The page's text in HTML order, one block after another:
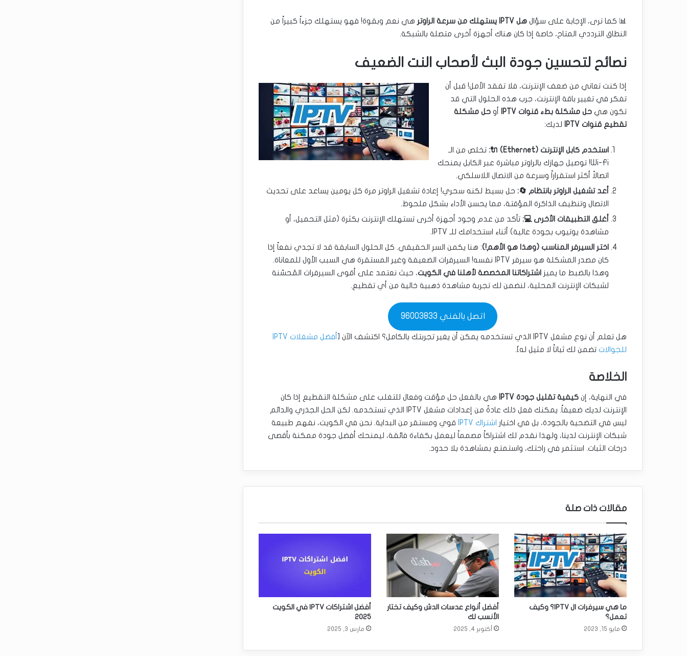
📊 كما ترى، الإجابة على سؤال هل IPTV يستهلك من سرعة الراوتر
هي نعم وبقوة! فهو يستهلك جزءاً كبيراً من
النطاق الترددي المتاح، خاصة إذا كان هناك أجهزة أخرى متصلة بالشبكة.
نصائح لتحسين جودة البث لأصحاب النت الضعيف
إذا كنت تعاني من ضعف الإنترنت، فلا تفقد الأمل! قبل أن
تفكر في تغيير باقة الإنترنت، جرب هذه الحلول التي قد
تكون هي حل مشكلة بطء قنوات IPTV أو حل مشكلة
تقطيع قنوات IPTV
لديك:
استخدم كابل الإنترنت (Ethernet) 🔌:
تخلص من الـ
Wi-Fi! توصيل جهازك بالراوتر مباشرة عبر الكابل يمنحك
اتصالاً أكثر استقراراً وسرعة من الاتصال اللاسلكي.
أعد تشغيل الراوتر بانتظام 🔄: حل بسيط لكنه سحري! إعادة تشغيل الراوتر مرة كل يومين يساعد على تحديث
الاتصال وتنظيف الذاكرة المؤقتة، مما يحسن الأداء بشكل ملحوظ.
أغلق التطبيقات الأخرى 💻: تأكد من عدم وجود أجهزة أخرى تستهلك الإنترنت بكثرة (مثل التحميل، أو
مشاهدة يوتيوب بجودة عالية) أثناء استخدامك للـ IPTV.
اختر السيرفر المناسب (وهذا هو الأهم!): هنا يكمن السر الحقيقي. كل الحلول السابقة قد لا تجدي نفعاً إذا
كان مصدر المشكلة هو سيرفر IPTV نفسه! السيرفرات الضعيفة وغير المستقرة هي السبب الأول للمعاناة.
وهذا بالضبط ما يميز اشتراكاتنا المخصصة لأهلنا في الكويت، حيث نعتمد على أقوى السيرفرات المُحسّنة
لشبكات الإنترنت المحلية، لنضمن لك تجربة مشاهدة ذهبية خالية من أي تقطيع.
اتصل بالفني 96003833
هل تعلم أن نوع مشغل IPTV الذي تستخدمه يمكن أن يغير تجربتك بالكامل؟ اكتشف الآن [
أفضل مشغلات IPTV
للجوالات تضمن لك ثباتاً لا مثيل له].
الخلاصة
في النهاية، إن كيفية تقليل جودة IPTV
هي بالفعل حل مؤقت وفعال للتغلب على مشكلة التقطيع إذا كان
الإنترنت لديك ضعيفاً. يمكنك فعل ذلك عادةً من إعدادات مشغل IPTV الذي تستخدمه. لكن الحل الجذري والدائم
ليس في التضحية بالجودة، بل في اختيار اشتراك IPTV
قوي ومستقر من البداية. نحن في الكويت، نفهم طبيعة
شبكات الإنترنت لدينا، ولهذا نقدم لك اشتراكاً مصمماً ليعمل بكفاءة فائقة، ليمنحك أفضل جودة ممكنة بأقصى
درجات الثبات. استثمر في راحتك، واستمتع بمشاهدة بلا حدود.
مقالات ذات صلة
ما هي سيرفرات ال IPTV؟ وكيف
تعمل؟
مايو 15, 2023
أفضل أنواع عدسات الدش وكيف تختار
الأنسب لك
أكتوبر 4, 2025
أفضل اشتراكات IPTV في الكويت
2025
مارس 3, 2025